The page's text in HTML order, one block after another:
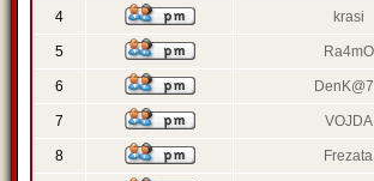
4 krasi
5 Ra4mO
6
7 VOJDA
8 Frezata